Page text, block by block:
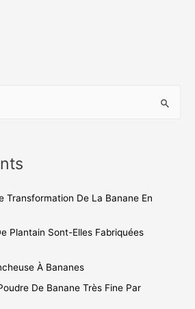
Transformation De La Banane En
Plantain Sont-Elles Fabriquées
À Bananes
De Banane Très Fine Par